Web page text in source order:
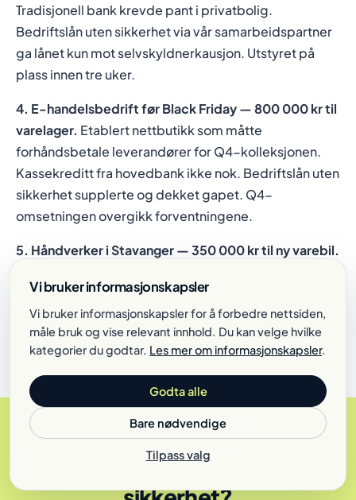
Tradisjonell bank krevde pant i privatbolig.
Bedriftslån uten sikkerhet via vår samarbeidspartner
ga lånet kun mot selvskyldnerkausjon. Utstyret på
plass innen tre uker.
4. E-handelsbedrift før Black Friday — 800 000 kr til
varelager. Etablert nettbutikk som måtte
forhåndsbetale leverandører for Q4-kolleksjonen.
Kassekreditt fra hovedbank ikke nok. Bedriftslån uten
sikkerhet supplerte og dekket gapet. Q4-
omsetningen overgikk forventningene.
5. Håndverker i Stavanger — 350 000 kr til ny varebil.
ville begrenset bytte-fleksibilitet. Bedriftslån uten
sikkerhet ga eierskap fra dag én med standard 60
måneders nedbetaling.
Hvorfor velge bedriftslån uten
Vi bruker informasjonskapsler
Vi bruker informasjonskapsler for å forbedre nettsiden,
måle bruk og vise relevant innhold. Du kan velge hvilke
kategorier du godtar. Les mer om informasjonskapsler.
Godta alle
Bare nødvendige
Tilpass valg